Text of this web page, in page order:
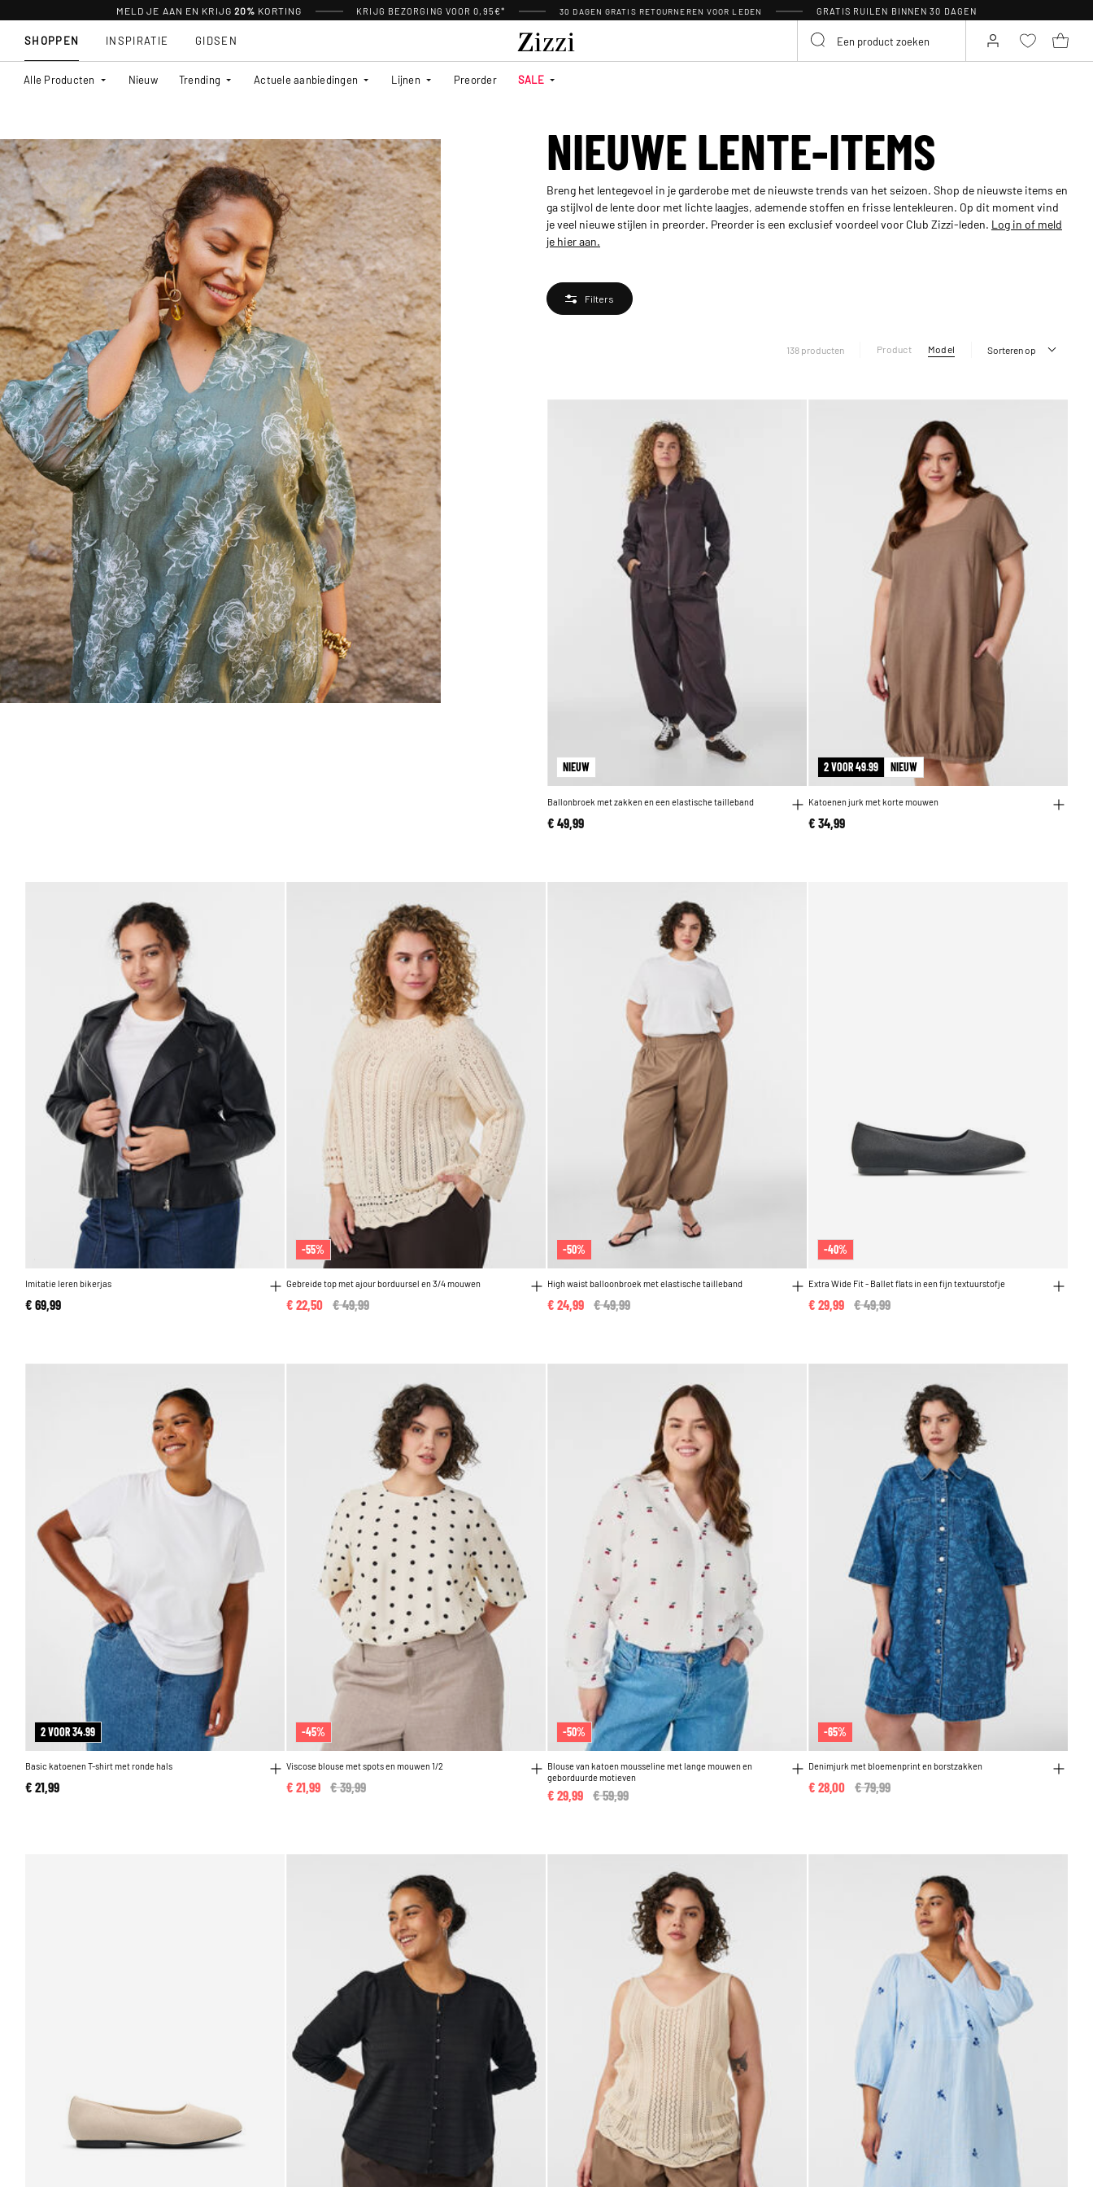
MELD JE AAN EN KRIJG 20% KORTING KRIJG BEZORGING VOOR 0,95€* 30 DAGEN GRATIS RETOURNEREN VOOR LEDEN GRATIS RUILEN BINNEN 30 DAGEN
SHOPPEN
Alle Producten Nieuw Trending Actuele aanbiedingen Lijnen Preorder SALE
INSPIRATIE GIDSEN
NIEUWE LENTE-ITEMS
Breng het lentegevoel in je garderobe met de nieuwste trends van het seizoen. Shop de nieuwste items en
ga stijlvol de lente door met lichte laagjes, ademende stoffen en frisse lentekleuren. Op dit moment vind
je veel nieuwe stijlen in preorder. Preorder is een exclusief voordeel voor Club Zizzi-leden. Log in of meld
je hier aan.
Filters
138 producten Product Model Sorteren op
NIEUW
Ballonbroek met zakken en een elastische tailleband
€ 49,99
2 VOOR 49.99 NIEUW
Katoenen jurk met korte mouwen
€ 34,99
Imitatie leren bikerjas
€ 69,99
-55%
Gebreide top met ajour borduursel en 3/4 mouwen
Price reduced from
€ 49,99
€ 22,50
-50%
High waist balloonbroek met elastische tailleband
Price reduced from
€ 49,99
€ 24,99
-40%
Extra Wide Fit - Ballet flats in een fijn textuurstofje
Price reduced from
€ 49,99
€ 29,99
2 VOOR 34.99
Basic katoenen T-shirt met ronde hals
€ 21,99
-45%
Viscose blouse met spots en mouwen 1/2
Price reduced from
€ 39,99
€ 21,99
-50%
Blouse van katoen mousseline met lange mouwen en
geborduurde motieven
Price reduced from
€ 59,99
€ 29,99
-65%
Denimjurk met bloemenprint en borstzakken
Price reduced from
€ 79,99
€ 28,00